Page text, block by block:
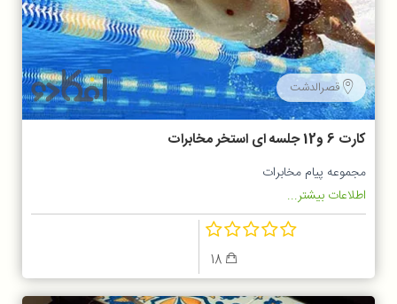
قصرالدشت
کارت 6 و12 جلسه ای استخر مخابرات
مجموعه پیام مخابرات
اطلاعات بیشتر...